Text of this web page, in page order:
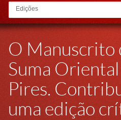
Go to:
O Manuscrito
Suma
Pires.
uma edição